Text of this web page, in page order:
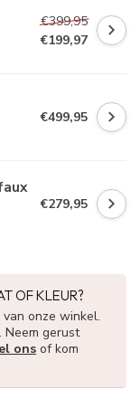
€399,95
€199,97
€499,95
€279,95
OF KLEUR?
onze winkel.
Neem gerust
ons of kom